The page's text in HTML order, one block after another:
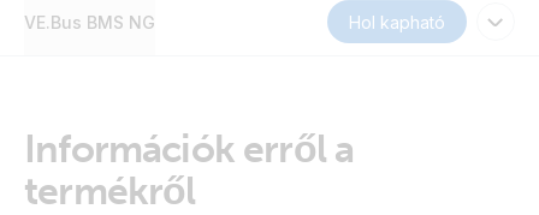
VE.Bus BMS NG Hol kapható
Információk erről a
termékről